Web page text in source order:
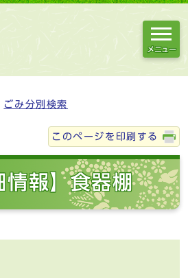
メニュー
ごみ分別検索
このページを印刷する
情報】食器棚